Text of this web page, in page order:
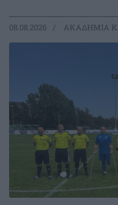
08.08.2026 ΑΚΑΔΗΜΙΑ